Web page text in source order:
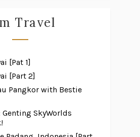
Travel
[Pat 1]
[Part 2]
Pangkor with Bestie
Genting SkyWorlds